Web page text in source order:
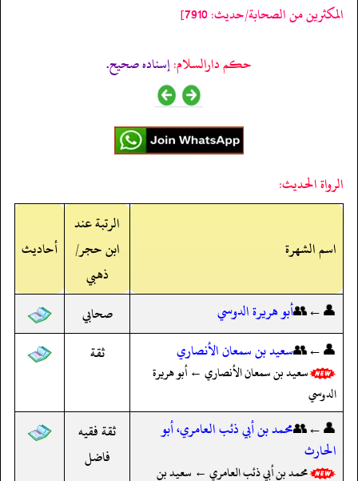
المكثرين من الصحابة/حدیث: 7910]
حکم دارالسلام:إسناده صحيح.
الرواة الحديث:
اسم الشهرة
الرتبة عند
ابن حجر/
ذهبي
أحاديث
👤←👥أبو هريرة الدوسي
صحابي
👤←👥سعيد بن سمعان الأنصاري
سعيد بن سمعان الأنصاري ← أبو هريرة
الدوسي
ثقة
👤←👥محمد بن أبي ذئب العامري، أبو
الحارث
محمد بن أبي ذئب العامري ← سعيد بن
ثقة فقيه
فاضل